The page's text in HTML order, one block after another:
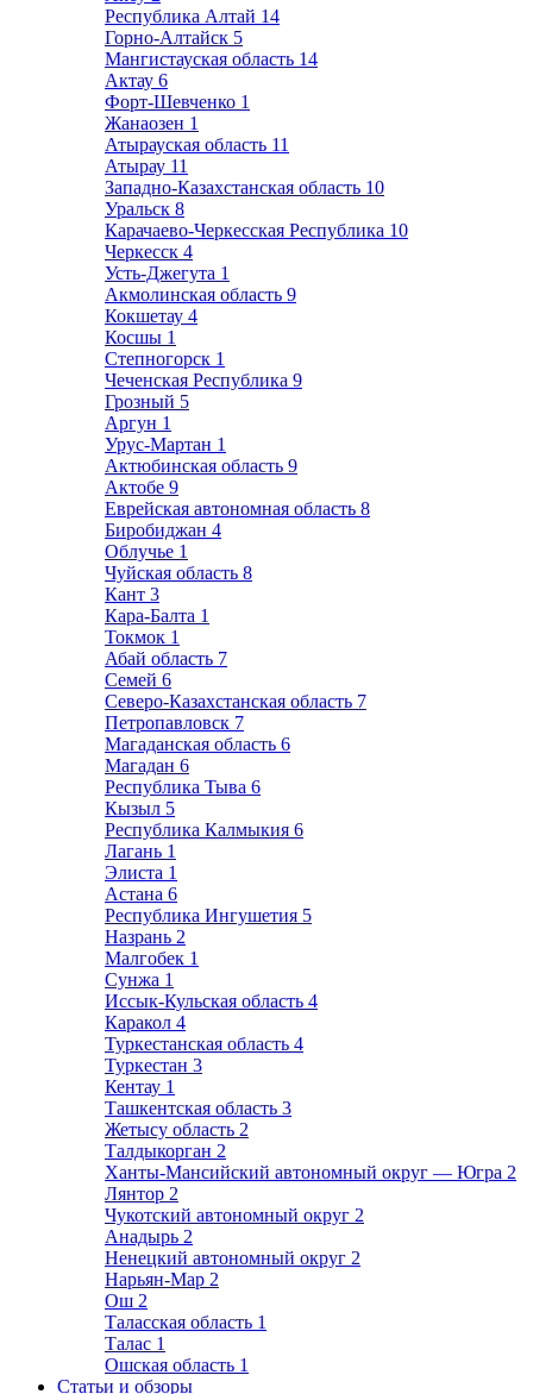
Республика Алтай 14
Горно-Алтайск 5
Мангистауская область 14
Актау 6
Форт-Шевченко 1
Жанаозен 1
Атырауская область 11
Атырау 11
Западно-Казахстанская область 10
Уральск 8
Карачаево-Черкесская Республика 10
Черкесск 4
Усть-Джегута 1
Акмолинская область 9
Кокшетау 4
Косшы 1
Степногорск 1
Чеченская Республика 9
Грозный 5
Аргун 1
Урус-Мартан 1
Актюбинская область 9
Актобе 9
Еврейская автономная область 8
Биробиджан 4
Облучье 1
Чуйская область 8
Кант 3
Кара-Балта 1
Токмок 1
Абай область 7
Семей 6
Северо-Казахстанская область 7
Петропавловск 7
Магаданская область 6
Магадан 6
Республика Тыва 6
Кызыл 5
Республика Калмыкия 6
Лагань 1
Элиста 1
Астана 6
Республика Ингушетия 5
Назрань 2
Малгобек 1
Сунжа 1
Иссык-Кульская область 4
Каракол 4
Туркестанская область 4
Туркестан 3
Кентау 1
Ташкентская область 3
Жетысу область 2
Талдыкорган 2
Ханты-Мансийский автономный округ — Югра 2
Лянтор 2
Чукотский автономный округ 2
Анадырь 2
Ненецкий автономный округ 2
Нарьян-Мар 2
Ош 2
Таласская область 1
Талас 1
Ошская область 1
Статьи и обзоры